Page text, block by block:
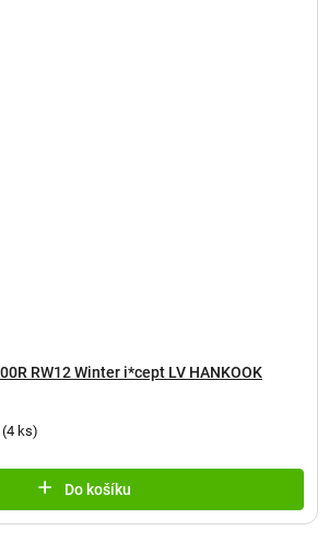
RW12 Winter i*cept LV HANKOOK
(4 ks)
Do košíku